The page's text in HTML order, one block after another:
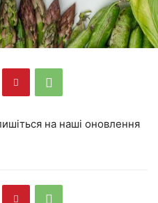
на наші оновлення